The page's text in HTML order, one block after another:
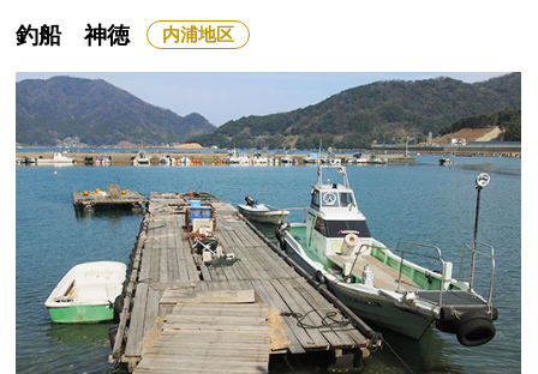
釣船 神徳 内浦地区